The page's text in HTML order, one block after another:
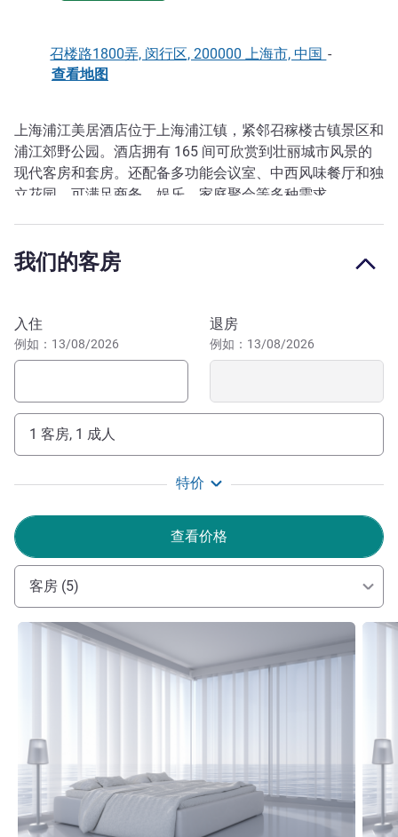
召楼路1800弄, 闵行区, 200000 上海市, 中国 -
查看地图
描述
上海浦江美居酒店位于上海浦江镇，紧邻召稼楼古镇景区和
浦江郊野公园。酒店拥有 165 间可欣赏到壮丽城市风景的
现代客房和套房。还配备多功能会议室、中西风味餐厅和独
立花园，可满足商务、娱乐、家庭聚会等多种需求。
我们的客房
预订此酒店
入住
例如：13/08/2026
退房
例如：13/08/2026
1 客房, 1 成人
特价
查看价格
客房 (5)
请参阅详情 请参